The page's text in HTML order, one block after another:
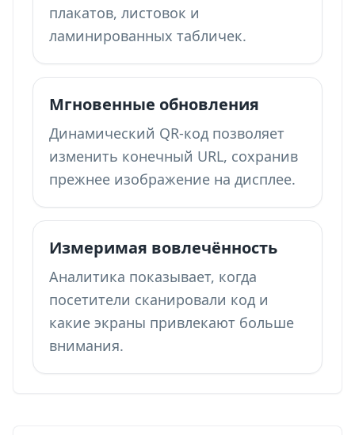
плакатов, листовок и
ламинированных табличек.
Мгновенные обновления
Динамический QR-код позволяет
изменить конечный URL, сохранив
прежнее изображение на дисплее.
Измеримая вовлечённость
Аналитика показывает, когда
посетители сканировали код и
какие экраны привлекают больше
внимания.